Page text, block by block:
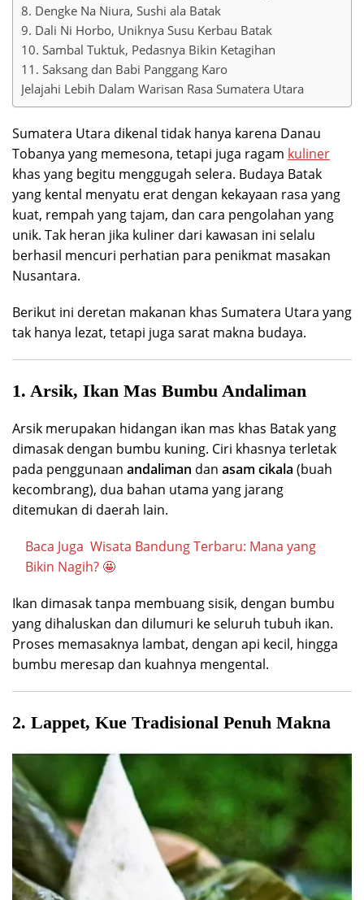
8. Dengke Na Niura, Sushi ala Batak
9. Dali Ni Horbo, Uniknya Susu Kerbau Batak
10. Sambal Tuktuk, Pedasnya Bikin Ketagihan
11. Saksang dan Babi Panggang Karo
Jelajahi Lebih Dalam Warisan Rasa Sumatera Utara
Sumatera Utara dikenal tidak hanya karena Danau
Tobanya yang memesona, tetapi juga ragam kuliner
khas yang begitu menggugah selera. Budaya Batak
yang kental menyatu erat dengan kekayaan rasa yang
kuat, rempah yang tajam, dan cara pengolahan yang
unik. Tak heran jika kuliner dari kawasan ini selalu
berhasil mencuri perhatian para penikmat masakan
Nusantara.
Berikut ini deretan makanan khas Sumatera Utara yang
tak hanya lezat, tetapi juga sarat makna budaya.
1. Arsik, Ikan Mas Bumbu Andaliman
Arsik merupakan hidangan ikan mas khas Batak yang
dimasak dengan bumbu kuning. Ciri khasnya terletak
pada penggunaan andaliman dan asam cikala (buah
kecombrang), dua bahan utama yang jarang
ditemukan di daerah lain.
Baca Juga Wisata Bandung Terbaru: Mana yang
Bikin Nagih? 🤩
Ikan dimasak tanpa membuang sisik, dengan bumbu
yang dihaluskan dan dilumuri ke seluruh tubuh ikan.
Proses memasaknya lambat, dengan api kecil, hingga
bumbu meresap dan kuahnya mengental.
2. Lappet, Kue Tradisional Penuh Makna